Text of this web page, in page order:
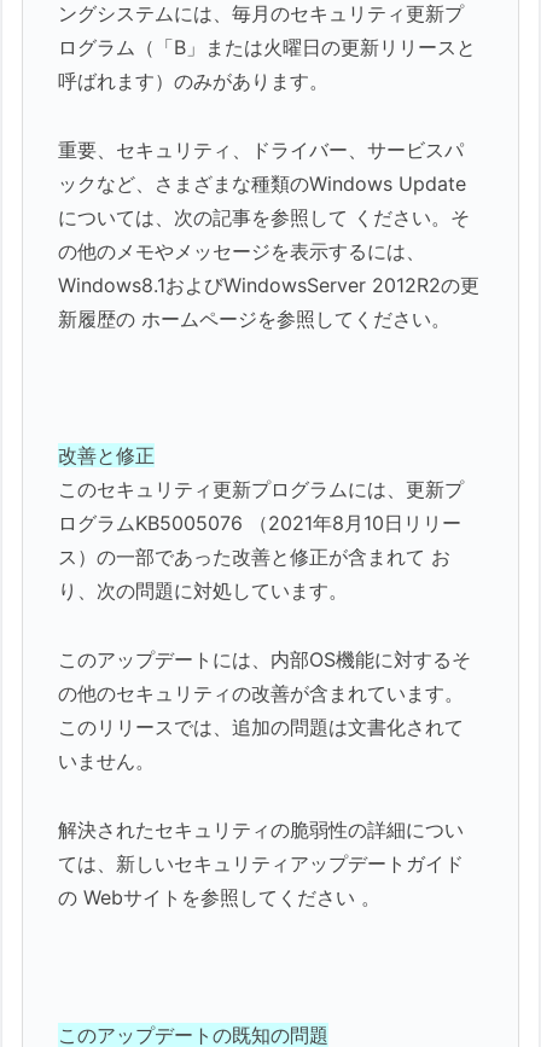
ングシステムには、毎月のセキュリティ更新プ
ログラム（「B」または火曜日の更新リリースと
呼ばれます）のみがあります。
重要、セキュリティ、ドライバー、サービスパ
ックなど、さまざまな種類のWindows Update
については、次の記事を参照して ください。そ
の他のメモやメッセージを表示するには、
Windows8.1およびWindowsServer 2012R2の更
新履歴の ホームページを参照してください。
改善と修正
このセキュリティ更新プログラムには、更新プ
ログラムKB5005076 （2021年8月10日リリー
ス）の一部であった改善と修正が含まれて お
り、次の問題に対処しています。
このアップデートには、内部OS機能に対するそ
の他のセキュリティの改善が含まれています。
このリリースでは、追加の問題は文書化されて
いません。
解決されたセキュリティの脆弱性の詳細につい
ては、新しいセキュリティアップデートガイド
の Webサイトを参照してください 。
このアップデートの既知の問題